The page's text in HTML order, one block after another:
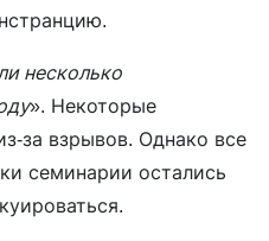
несколько
». Некоторые
за взрывов. Однако все
семинарии остались